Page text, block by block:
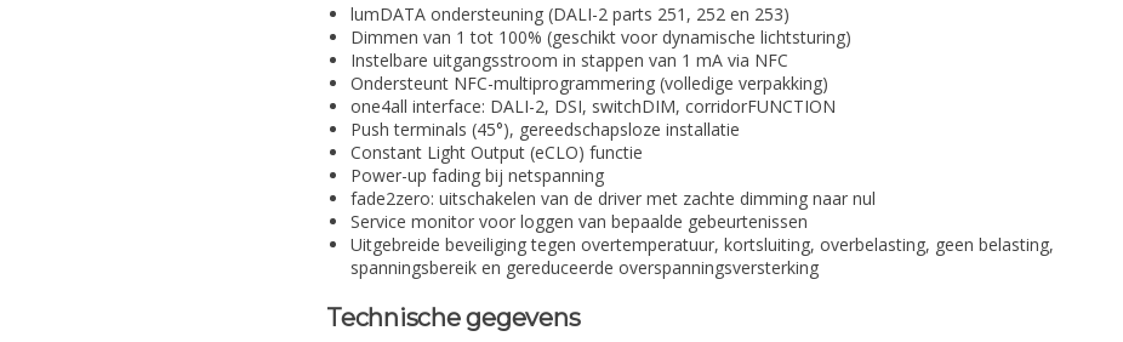
lumDATA ondersteuning (DALI-2 parts 251, 252 en 253)
Dimmen van 1 tot 100% (geschikt voor dynamische lichtsturing)
Instelbare uitgangsstroom in stappen van 1 mA via NFC
Ondersteunt NFC-multiprogrammering (volledige verpakking)
one4all interface: DALI-2, DSI, switchDIM, corridorFUNCTION
Push terminals (45°), gereedschapsloze installatie
Constant Light Output (eCLO) functie
Power-up fading bij netspanning
fade2zero: uitschakelen van de driver met zachte dimming naar nul
Service monitor voor loggen van bepaalde gebeurtenissen
Uitgebreide beveiliging tegen overtemperatuur, kortsluiting, overbelasting, geen belasting,
spanningsbereik en gereduceerde overspanningsversterking
Technische gegevens